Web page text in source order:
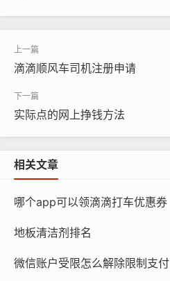
滴滴顺风车司机注册申请
实际点的网上挣钱方法
相关文章
哪个app可以领滴滴打车优惠券
地板清洁剂排名
微信账户受限怎么解除限制支付